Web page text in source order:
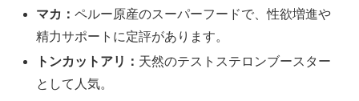
マカ：ペルー原産のスーパーフードで、性欲増進や
精力サポートに定評があります。
トンカットアリ： 天然のテストステロンブースター
として人気。